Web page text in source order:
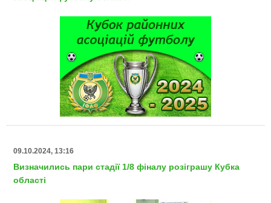
09.10.2024, 13:16
Визначились пари стадії 1/8 фіналу розіграшу Кубка
області